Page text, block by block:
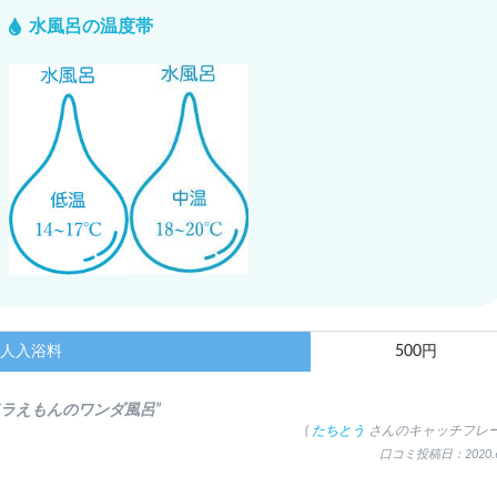
水風呂の温度帯
入浴料 500円
えもんのワンダ風呂”
( たちとう さんのキャッチフレ
口コミ投稿日：